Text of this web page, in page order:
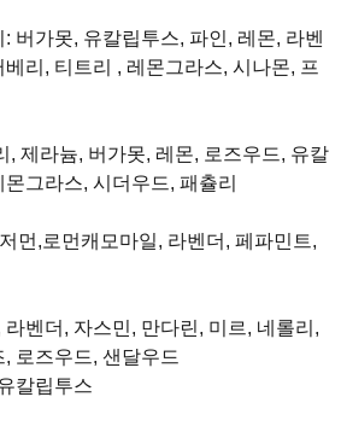
버가못, 유칼립투스, 파인, 레몬, 라벤
리, 티트리 , 레몬그라스, 시나몬, 프
, 제라늄, 버가못, 레몬, 로즈우드, 유칼
그라스, 시더우드, 패츌리
먼,로먼캐모마일, 라벤더, 페파민트,
벤더, 자스민, 만다린, 미르, 네롤리,
로즈우드, 샌달우드
칼립투스